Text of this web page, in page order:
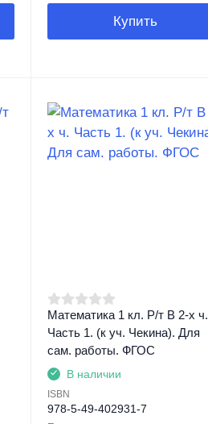
Купить
Математика 1 кл. Р/т В 2-х ч.
Часть 1. (к уч. Чекина). Для
сам. работы. ФГОС
В наличии
ISBN
978-5-49-402931-7